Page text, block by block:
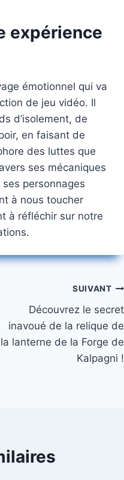
expérience
émotionnel qui va
de jeu vidéo. Il
d’isolement, de
en faisant de
des luttes que
ses mécaniques
personnages
à nous toucher
à réfléchir sur notre
SUIVANT
Découvrez le secret
inavoué de la relique de
la lanterne de la Forge de
Kalpagni !